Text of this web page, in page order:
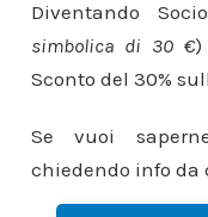
Diventando
simbolica di 30 €)
Sconto del 30%
Se vuoi
chiedendo info da